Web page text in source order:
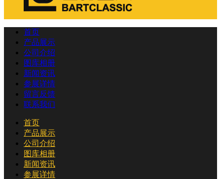
首页
产品展示
公司介绍
图库相册
新闻资讯
参展详情
留言反馈
联系我们
首页
产品展示
公司介绍
图库相册
新闻资讯
参展详情